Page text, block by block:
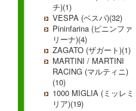
チ)(1)
VESPA (ベスパ)(32)
Pininfarina (ピニンファ
リーナ)(4)
ZAGATO (ザガート)(1)
MARTINI / MARTINI
RACING (マルティニ)
(10)
1000 MIGLIA (ミッレミ
リア)(19)